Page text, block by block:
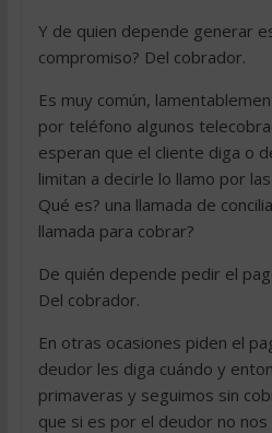
Y de quien depende generar
compromiso? Del cobrador.
Es muy común,
por teléfono algunos
esperan que el cliente diga o
limitan a decirle lo llamo por
Qué es? una llamada de
llamada para cobrar?
De quién depende pedir el
Del cobrador.
En otras ocasiones piden el
deudor les diga cuándo y
primaveras y seguimos sin
que si es por el deudor no